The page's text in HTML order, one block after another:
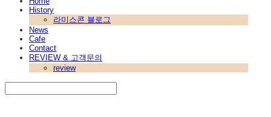
History
라미스콘 블로그
News
Cafe
Contact
REVIEW & 고객문의
review